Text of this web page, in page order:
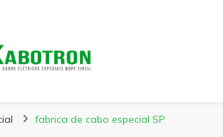
fabrica de cabo especial SP